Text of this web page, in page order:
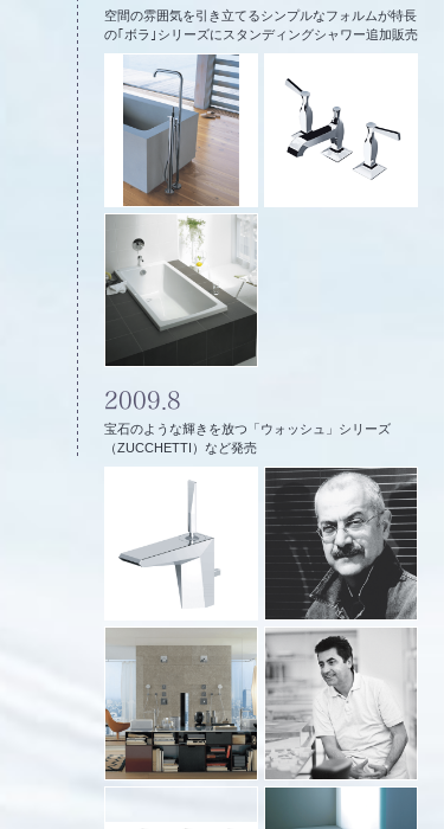
空間の雰囲気を引き立てるシンプルなフォルムが特長
の｢ボラ｣シリーズにスタンディングシャワー追加販売
2009.8
宝石のような輝きを放つ「ウォッシュ」シリーズ
（ZUCCHETTI）など発売